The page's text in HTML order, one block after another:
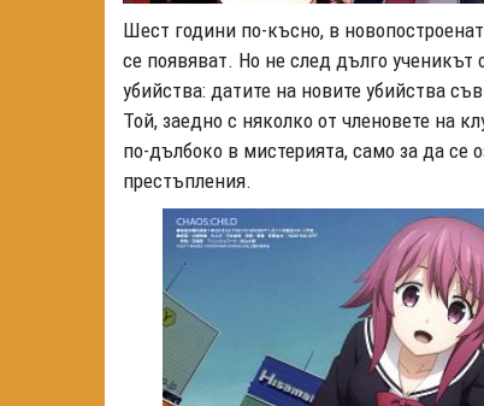
Шест години по-късно, в
се появяват. Но не след дълго
убийства: датите на новите убийства
Той, заедно с няколко от членовете на
по-дълбоко в мистерията, само за да се
престъпления.